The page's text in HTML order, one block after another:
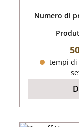
Numero di
tempi di